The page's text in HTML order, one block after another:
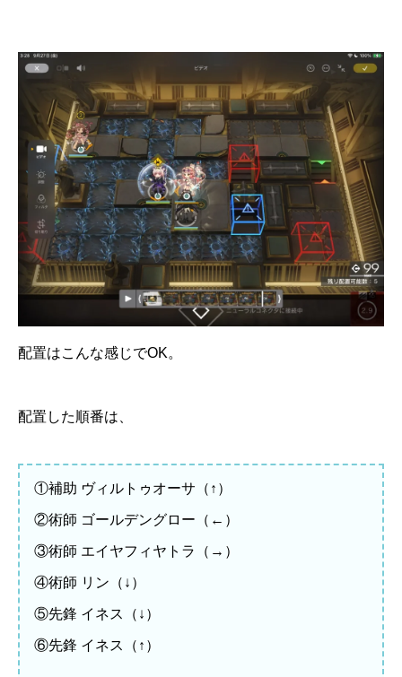
配置はこんな感じでOK。
配置した順番は、
①補助 ヴィルトゥオーサ（↑）
②術師 ゴールデングロー（←）
③術師 エイヤフィヤトラ（→）
④術師 リン（↓）
⑤先鋒 イネス（↓）
⑥先鋒 イネス（↑）